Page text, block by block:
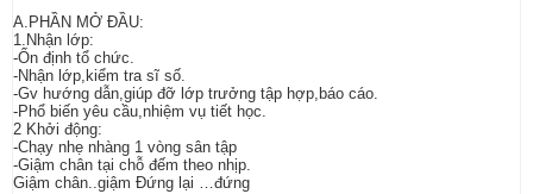
A.PHẦN MỞ ĐẦU:
1.Nhận lớp:
-Ốn định tổ chức.
-Nhận lớp,kiểm tra sĩ số.
-Gv hướng dẫn,giúp đỡ lớp trưởng tập hợp,báo cáo.
-Phổ biến yêu cầu,nhiệm vụ tiết học.
2 Khởi động:
-Chạy nhẹ nhàng 1 vòng sân tập
-Giậm chân tại chỗ đếm theo nhịp.
Giậm chân..giậm Đứng lại …đứng